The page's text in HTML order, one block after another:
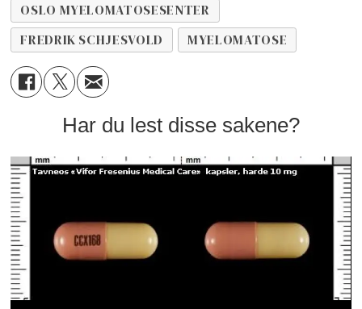
OSLO MYELOMATOSESENTER
FREDRIK SCHJESVOLD
MYELOMATOSE
Har du lest disse sakene?